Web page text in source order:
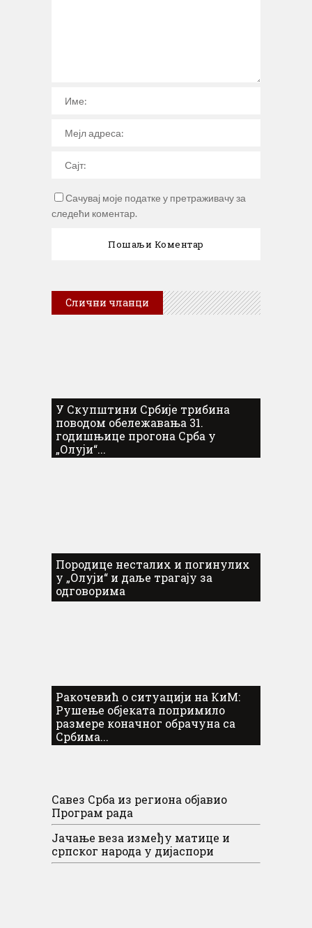
Сачувај моје податке у претраживачу за
следећи коментар.
Слични чланци
У Скупштини Србије трибина
поводом обележавања 31.
годишњице прогона Срба у
„Олуји“...
Породице несталих и погинулих
у „Олуји“ и даље трагају за
одговорима
Ракочевић о ситуацији на КиМ:
Рушење објеката попримило
размере коначног обрачуна са
Србима...
Савез Срба из региона објавио
Програм рада
Јачање веза између матице и
српског народа у дијаспори